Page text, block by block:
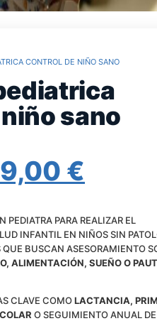
CONTROL DE NIÑO SANO
sano
€.
€
ES:
PEDIATRA PARA REALIZAR EL
INFANTIL EN NIÑOS SIN
QUE BUSCAN ASESORAMIENTO
ALIMENTACIÓN, SUEÑO O
CLAVE COMOLACTANCIA,
O SEGUIMIENTO ANUAL DE